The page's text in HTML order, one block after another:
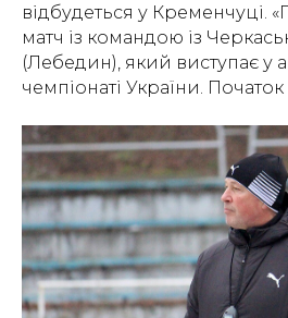
відбудеться у Кременчуці.
матч із командою із
(Лебедин), який виступає у
чемпіонаті України. Початок